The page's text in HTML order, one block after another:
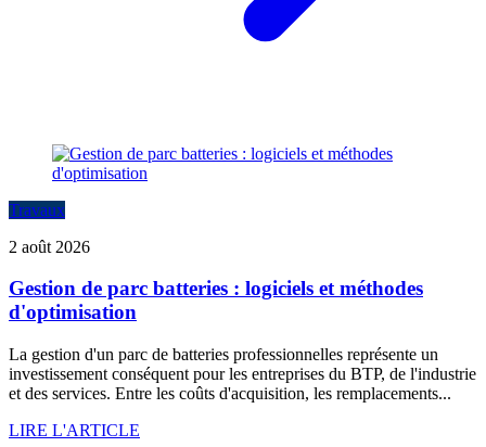
Travaux
2 août 2026
Gestion de parc batteries : logiciels et méthodes
d'optimisation
La gestion d'un parc de batteries professionnelles représente un
investissement conséquent pour les entreprises du BTP, de l'industrie
et des services. Entre les coûts d'acquisition, les remplacements...
LIRE L'ARTICLE